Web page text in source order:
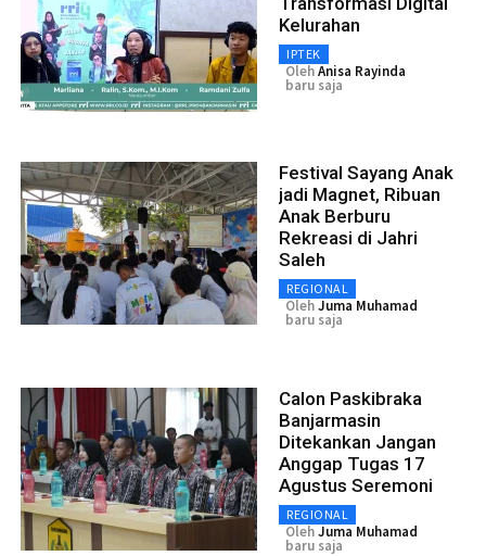
Kelurahan
IPTEK
OlehAnisa Rayinda
baru saja
Festival Sayang Anak
jadi Magnet, Ribuan
Anak Berburu
Rekreasi di Jahri
Saleh
REGIONAL
OlehJuma Muhamad
baru saja
Calon Paskibraka
Banjarmasin
Ditekankan Jangan
Anggap Tugas 17
Agustus Seremoni
REGIONAL
OlehJuma Muhamad
baru saja